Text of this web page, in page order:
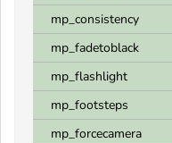
mp_consistency
mp_fadetoblack
mp_flashlight
mp_footsteps
mp_forcecamera